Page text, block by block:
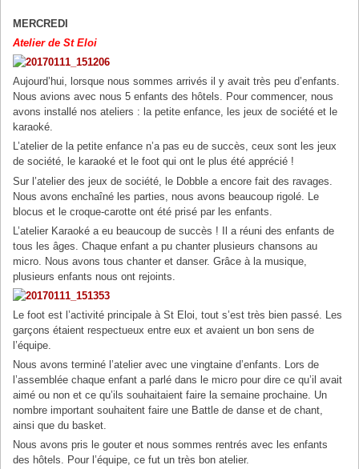
MERCREDI
Atelier de St Eloi
Aujourd’hui, lorsque nous sommes arrivés il y avait très peu d’enfants.
Nous avions avec nous 5 enfants des hôtels. Pour commencer, nous
avons installé nos ateliers : la petite enfance, les jeux de société et le
karaoké.
L’atelier de la petite enfance n’a pas eu de succès, ceux sont les jeux
de société, le karaoké et le foot qui ont le plus été apprécié !
Sur l’atelier des jeux de société, le Dobble a encore fait des ravages.
Nous avons enchaîné les parties, nous avons beaucoup rigolé. Le
blocus et le croque-carotte ont été prisé par les enfants.
L’atelier Karaoké a eu beaucoup de succès ! Il a réuni des enfants de
tous les âges. Chaque enfant a pu chanter plusieurs chansons au
micro. Nous avons tous chanter et danser. Grâce à la musique,
plusieurs enfants nous ont rejoints.
Le foot est l’activité principale à St Eloi, tout s’est très bien passé. Les
garçons étaient respectueux entre eux et avaient un bon sens de
l’équipe.
Nous avons terminé l’atelier avec une vingtaine d’enfants. Lors de
l’assemblée chaque enfant a parlé dans le micro pour dire ce qu’il avait
aimé ou non et ce qu’ils souhaitaient faire la semaine prochaine. Un
nombre important souhaitent faire une Battle de danse et de chant,
ainsi que du basket.
Nous avons pris le gouter et nous sommes rentrés avec les enfants
des hôtels. Pour l’équipe, ce fut un très bon atelier.